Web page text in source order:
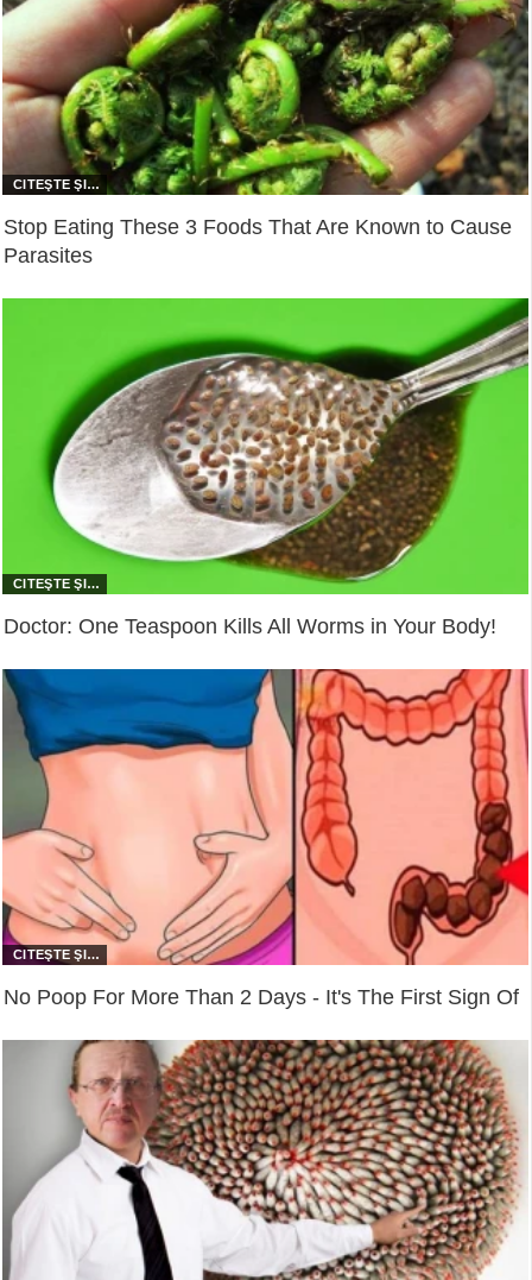
Stop Eating These 3 Foods That Are Known to Cause
Parasites
Doctor: One Teaspoon Kills All Worms in Your Body!
No Poop For More Than 2 Days - It's The First Sign Of